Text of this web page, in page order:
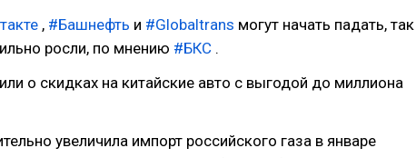
, #Башнефть и #Globaltrans могут начать падать, так
росли, по мнению #БКС .
о скидках на китайские авто с выгодой до миллиона
увеличила импорт российского газа в январе